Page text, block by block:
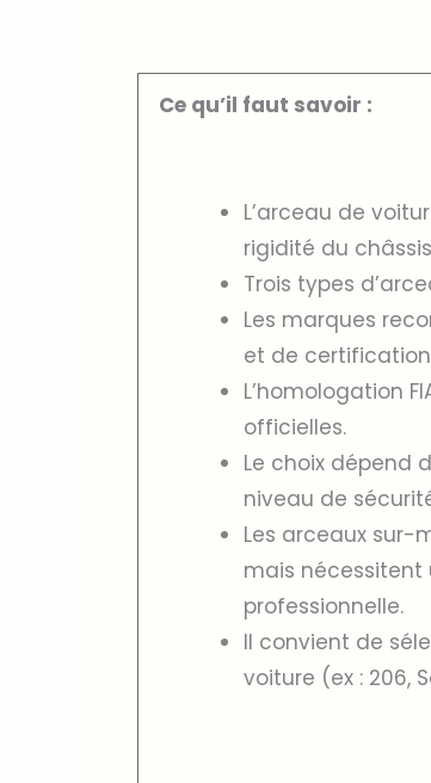
Ce qu’il faut savoir :
L’arceau de
rigidité du
Trois types
Les marques
et de
L’homologation
officielles.
Le choix dépend
niveau de
Les arceaux sur-
mais
professionnelle.
Il convient de
voiture (ex : 206,